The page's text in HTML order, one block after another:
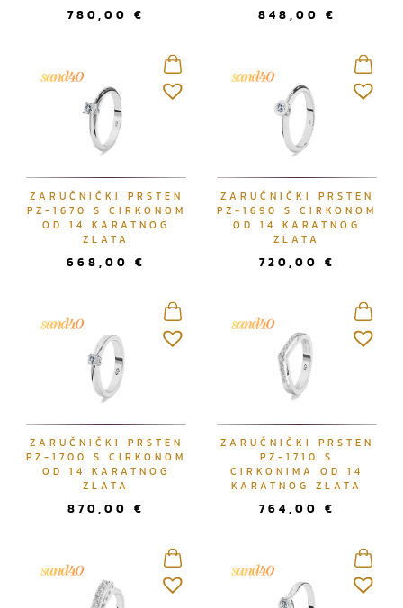
780,00 € 848,00 €
ZARUČNIČKI PRSTEN
PZ-1670 S CIRKONOM
OD 14 KARATNOG
ZLATA
668,00 €
ZARUČNIČKI PRSTEN
PZ-1690 S CIRKONOM
OD 14 KARATNOG
ZLATA
720,00 €
ZARUČNIČKI PRSTEN
PZ-1700 S CIRKONOM
OD 14 KARATNOG
ZLATA
870,00 €
ZARUČNIČKI PRSTEN
PZ-1710 S
CIRKONIMA OD 14
KARATNOG ZLATA
764,00 €